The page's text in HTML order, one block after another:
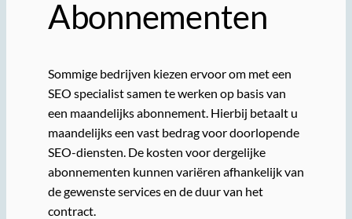
Abonnementen
Sommige bedrijven kiezen ervoor om met een
SEO specialist samen te werken op basis van
een maandelijks abonnement. Hierbij betaalt u
maandelijks een vast bedrag voor doorlopende
SEO-diensten. De kosten voor dergelijke
abonnementen kunnen variëren afhankelijk van
de gewenste services en de duur van het
contract.